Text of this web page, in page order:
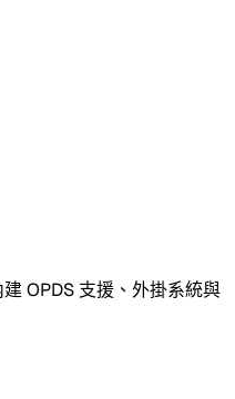
OPDS 支援、外掛系統與